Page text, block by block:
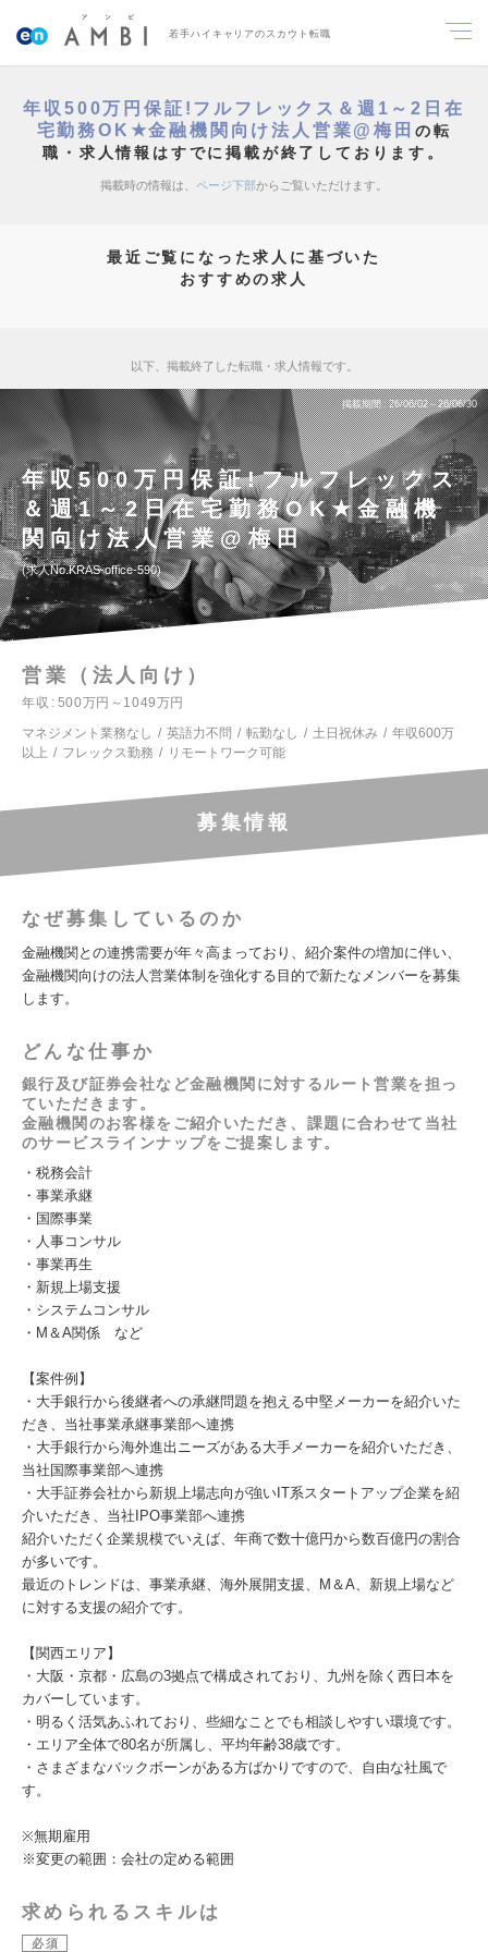
若手ハイキャリアのスカウト転職
年収500万円保証!フルフレックス＆週1～2日在
宅勤務OK★金融機関向け法人営業@梅田 の転
職・求人情報はすでに掲載が終了しております。
掲載時の情報は、 ページ下部からご覧いただけます。
最近ご覧になった求人に基づいた
おすすめの求人
以下、掲載終了した転職・求人情報です。
掲載期間 26/06/02～26/06/30
年収500万円保証!フルフレックス
＆週1～2日在宅勤務OK★金融機
関向け法人営業@梅田
求人No.KRAS-office-590
営業（法人向け）
年収
500万円～1049万円
マネジメント業務なし
英語力不問 転勤なし 土日祝休み
年収600万
以上
フレックス勤務 リモートワーク可能
募集情報
なぜ募集しているのか
金融機関との連携需要が年々高まっており、紹介案件の増加に伴い、
金融機関向けの法人営業体制を強化する目的で新たなメンバーを募集
します。
どんな仕事か
銀行及び証券会社など金融機関に対するルート営業を担っ
ていただきます。
金融機関のお客様をご紹介いただき、課題に合わせて当社
のサービスラインナップをご提案します。
・税務会計
・事業承継
・国際事業
・人事コンサル
・事業再生
・新規上場支援
・システムコンサル
・M＆A関係 など
【案件例】
・大手銀行から後継者への承継問題を抱える中堅メーカーを紹介いた
だき、当社事業承継事業部へ連携
・大手銀行から海外進出ニーズがある大手メーカーを紹介いただき、
当社国際事業部へ連携
・大手証券会社から新規上場志向が強いIT系スタートアップ企業を紹
介いただき、当社IPO事業部へ連携
紹介いただく企業規模でいえば、年商で数十億円から数百億円の割合
が多いです。
最近のトレンドは、事業承継、海外展開支援、M＆A、新規上場など
に対する支援の紹介です。
【関西エリア】
・大阪・京都・広島の3拠点で構成されており、九州を除く西日本を
カバーしています。
・明るく活気あふれており、些細なことでも相談しやすい環境です。
・エリア全体で80名が所属し、平均年齢38歳です。
・さまざまなバックボーンがある方ばかりですので、自由な社風で
す。
※無期雇用
※変更の範囲：会社の定める範囲
求められるスキルは
必須